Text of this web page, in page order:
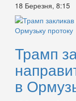
18 Березня, 8:15
Трамп
в